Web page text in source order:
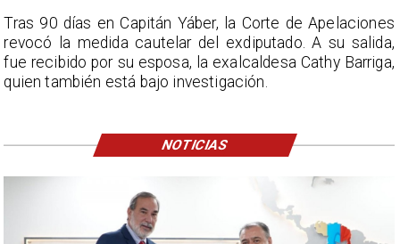
Tras 90 días en Capitán Yáber, la Corte de Apelaciones
revocó la medida cautelar del exdiputado. A su salida,
fue recibido por su esposa, la exalcaldesa Cathy Barriga,
quien también está bajo investigación.
NOTICIAS